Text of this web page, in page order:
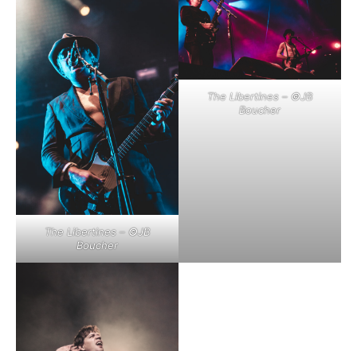
The Libertines – ©JB
Boucher
The Libertines – ©JB
Boucher